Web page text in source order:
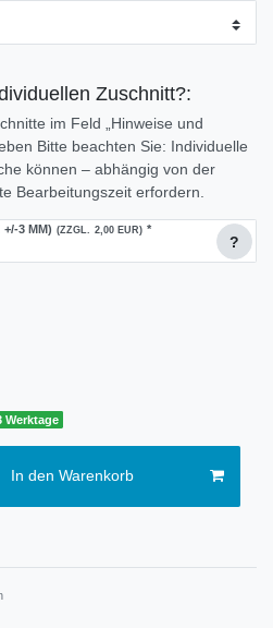
Zuschnitt?:
im Feld „Hinweise und
Bitte beachten Sie: Individuelle
können – abhängig von der
Bearbeitungszeit erfordern.
3 MM) (ZZGL. 2,00 EUR) *
?
Werktage
In den Warenkorb